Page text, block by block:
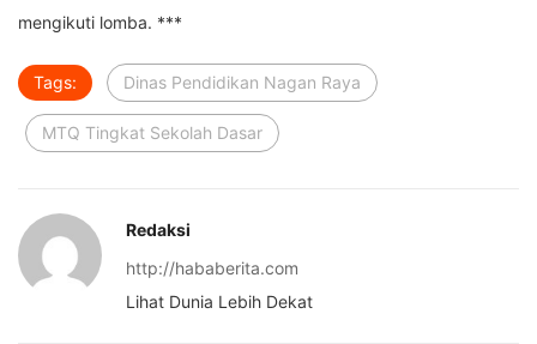
mengikuti lomba. ***
Tags: Dinas Pendidikan Nagan Raya
MTQ Tingkat Sekolah Dasar
Redaksi
http://hababerita.com
Lihat Dunia Lebih Dekat